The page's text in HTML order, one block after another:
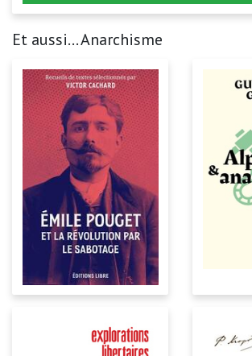
Et aussi... Anarchisme